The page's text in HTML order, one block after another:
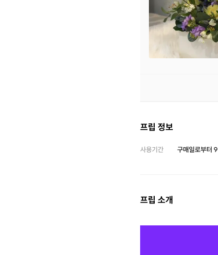
프립 정보
사용기간 구매일로부터
프립 소개